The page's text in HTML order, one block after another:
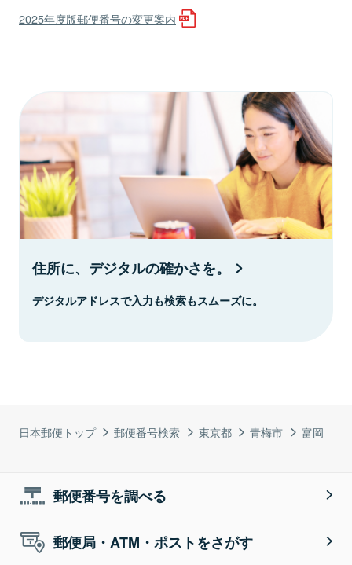
日本郵便トップ 郵便番号検索 東京都 青梅市 富岡
2025年度版郵便番号の変更案内
住所に、デジタルの確かさを。
デジタルアドレスで入力も検索もスムーズに。
郵便番号を調べる
郵便局・ATM・ポストをさがす